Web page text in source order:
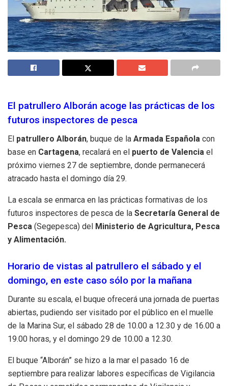
El patrullero Alborán acoge las prácticas de los
futuros inspectores de pesca
El patrullero Alborán, buque de la Armada Española con
base en Cartagena, recalará en el puerto de Valencia el
próximo viernes 27 de septiembre, donde permanecerá
atracado hasta el domingo día 29.
La escala se enmarca en las prácticas formativas de los
futuros inspectores de pesca de la Secretaría General de
Pesca (Segepesca) del Ministerio de Agricultura, Pesca
y Alimentación.
Horario de vistas al patrullero el sábado y el
domingo, en este caso sólo por la mañana
Durante su escala, el buque ofrecerá una jornada de puertas
abiertas, pudiendo ser visitado por el público en el muelle
de la Marina Sur, el sábado 28 de 10.00 a 12.30 y de 16.00 a
19.00 horas, y el domingo 29 de 10.00 a 12.30.
El buque “Alborán” se hizo a la mar el pasado 16 de
septiembre para realizar labores específicas de Vigilancia